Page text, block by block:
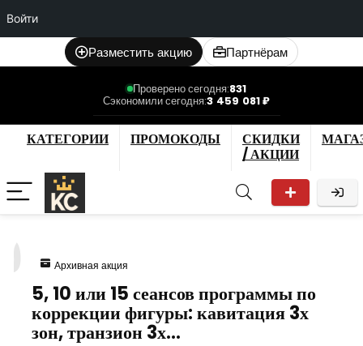
Войти
Разместить акцию Партнёрам
Проверено сегодня:831
Сэкономили сегодня:3 459 081 ₽
КАТЕГОРИИ ПРОМОКОДЫ
СКИДКИ
/ АКЦИИ
Архивная акция
5, 10 или 15 сеансов программы по
коррекции фигуры: кавитация 3х
зон, транзион 3х…